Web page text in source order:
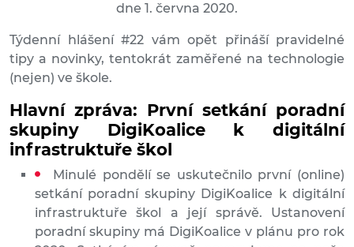
dne 1. června 2020.
Týdenní hlášení #22 vám opět přináší pravidelné
tipy a novinky, tentokrát zaměřené na technologie
(nejen) ve škole.
Hlavní zpráva: První setkání poradní
skupiny DigiKoalice k digitální
infrastruktuře škol
Minulé pondělí se uskutečnilo první (online)
setkání poradní skupiny DigiKoalice k digitální
infrastruktuře škol a její správě. Ustanovení
poradní skupiny má DigiKoalice v plánu pro rok